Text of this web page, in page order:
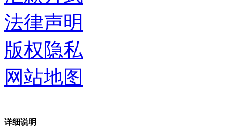
详细说明
法律声明
版权隐私
网站地图